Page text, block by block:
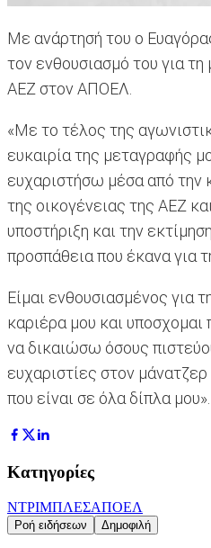
Mε ανάρτησή του ο
τον ενθουσιασμό του για
ΑΕΖ στον ΑΠΟΕΛ.
«Με το τέλος της
ευκαιρία της μεταγραφής
ευχαριστήσω μέσα από την
της οικογένειας της ΑΕΖ
υποστήριξη και την
προσπάθεια που έκανα για
Είμαι ενθουσιασμένος για
καριέρα μου και υποσχομαι
να δικαιώσω όσους
ευχαριστίες στον
που είναι σε όλα δίπλα μου».
Κατηγορίες
ΝΤΡΙΜΠΛΕΣΑΠΟΕΛ
Ροή ειδήσεων Δημοφιλή